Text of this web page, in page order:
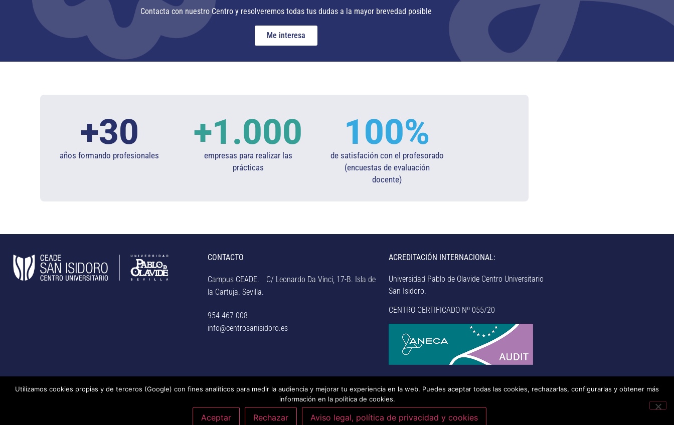
Contacta con nuestro Centro y resolveremos todas tus dudas a la mayor brevedad posible
Me interesa
años formando profesionales
+30
empresas para realizar las
prácticas
+1.000
de satisfación con el profesorado
(encuestas de evaluación
docente)​
100%
CONTACTO
Campus CEADE. C/ Leonardo Da Vinci, 17-B. Isla de
la Cartuja. Sevilla.
954 467 008
info@centrosanisidoro.es
ACREDITACIÓN INTERNACIONAL:
Universidad Pablo de Olavide Centro Universitario
San Isidoro.
CENTRO CERTIFICADO Nº 055/20
© Centro Universitario San Isidoro (Sevilla), adscrito a la Universidad Pablo de Olavide de Sevilla. – Aviso legal, política de
privacidad, uso de cookies, medidas de seguridad, código de conducta y RAT – – Sistema interno de información –Última
actualización: 20/07/2026
Utilizamos cookies propias y de terceros (Google) con fines analíticos para medir la audiencia y mejorar tu experiencia en la web. Puedes aceptar todas las cookies, rechazarlas, configurarlas y obtener más
información en la política de cookies.
Aceptar Rechazar Aviso legal, política de privacidad y cookies